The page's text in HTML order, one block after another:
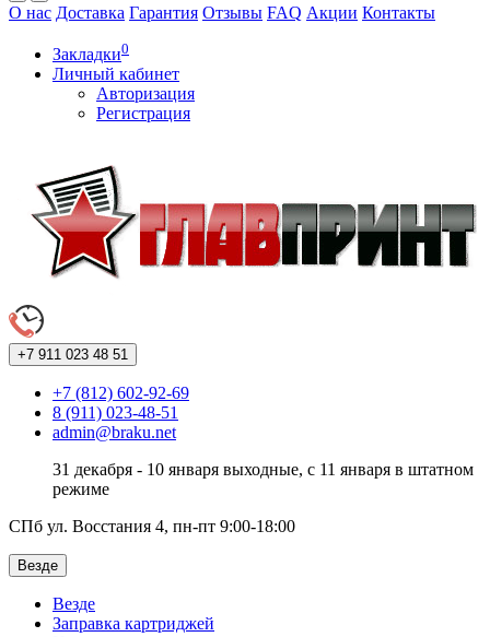
О нас Доставка Гарантия Отзывы FAQ Акции Контакты
Закладки0
Личный кабинет
Авторизация
Регистрация
+7 911 023 48 51
+7 (812) 602-92-69
8 (911) 023-48-51
admin@braku.net
31 декабря - 10 января выходные, с 11 января в штатном
режиме
СПб ул. Восстания 4, пн-пт 9:00-18:00
Везде
Везде
Заправка картриджей